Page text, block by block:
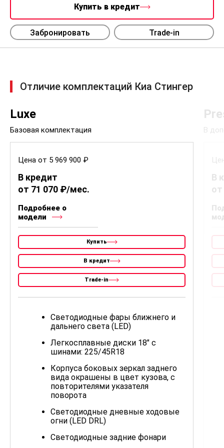
Купить в кредит
Забронировать Trade-in
Отличие комплектаций Киа Стингер
Luxe
Базовая комплектация
Цена от 5 969 900 ₽
В кредит
от 71 070 ₽/мес.
Подробнее о
модели
Купить
В кредит
Trade-in
Светодиодные фары ближнего и
дальнего света (LED)
Легкосплавные диски 18" с
шинами: 225/45R18
Корпуса боковых зеркал заднего
вида окрашены в цвет кузова, с
повторителями указателя
поворота
Cветодиодные дневные ходовые
огни (LED DRL)
Светодиодные задние фонари
В
В